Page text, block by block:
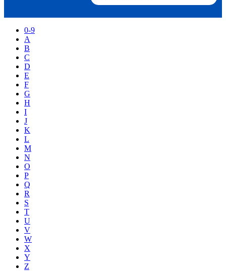
0-9
A
B
C
D
E
F
G
H
I
J
K
L
M
N
O
P
Q
R
S
T
U
V
W
X
Y
Z